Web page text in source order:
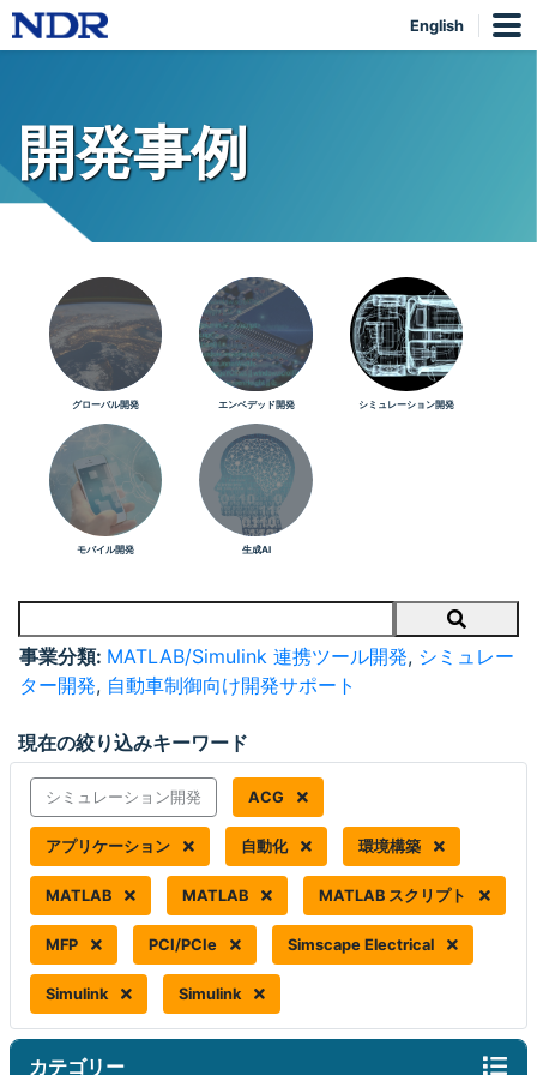
English
開発事例
グローバル開発 エンベデッド開発 シミュレーション開発
モバイル開発 生成AI
Search
事業分類: MATLAB/Simulink 連携ツール開発, シミュレー
ター開発, 自動車制御向け開発サポート
現在の絞り込みキーワード
シミュレーション開発 ACG
アプリケーション 自動化 環境構築
MATLAB MATLAB MATLAB スクリプト
MFP PCI/PCIe Simscape Electrical
Simulink Simulink
カテゴリー